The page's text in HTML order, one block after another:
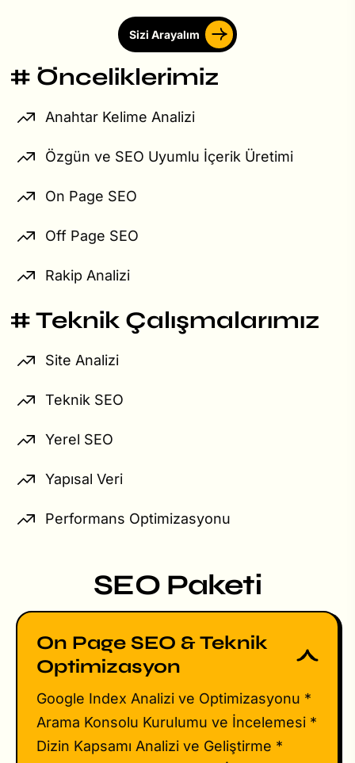
Sizi Arayalım
# Önceliklerimiz
Anahtar Kelime Analizi
Özgün ve SEO Uyumlu İçerik Üretimi
On Page SEO
Off Page SEO
Rakip Analizi
# Teknik Çalışmalarımız
Site Analizi
Teknik SEO
Yerel SEO
Yapısal Veri
Performans Optimizasyonu
SEO Paketi
On Page SEO & Teknik
Optimizasyon
Google Index Analizi ve Optimizasyonu *
Arama Konsolu Kurulumu ve İncelemesi *
Dizin Kapsamı Analizi ve Geliştirme *